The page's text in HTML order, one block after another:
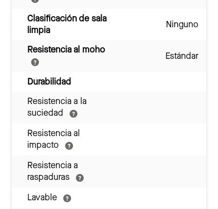
Clasificación de sala
limpia
Ninguno
Resistencia al moho
Estándar
Durabilidad
Resistencia a la
suciedad
Resistencia al
impacto
Resistencia a
raspaduras
Lavable